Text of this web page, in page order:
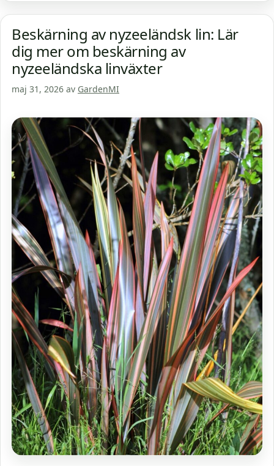
Beskärning av nyzeeländsk lin: Lär
dig mer om beskärning av
nyzeeländska linväxter
maj 31, 2026 av GardenMI